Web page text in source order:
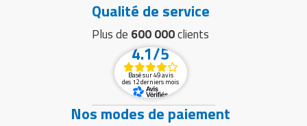
Qualité de service
Plus de 600 000clients
4.1/5
Basé sur 49 avis
des 12 derniers mois
Nos modes de paiement